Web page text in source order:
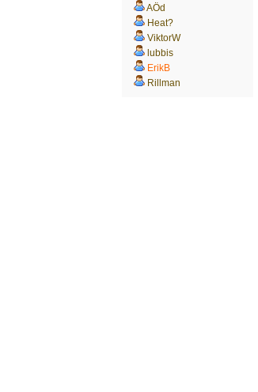
AÖd
Heat?
ViktorW
lubbis
ErikB
Rillman